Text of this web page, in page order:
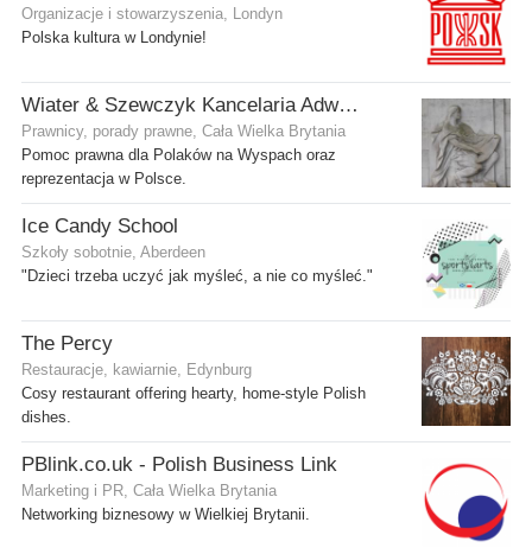
Organizacje i stowarzyszenia, Londyn
Polska kultura w Londynie!
Wiater & Szewczyk Kancelaria Adwokacka
Prawnicy, porady prawne, Cała Wielka Brytania
Pomoc prawna dla Polaków na Wyspach oraz
reprezentacja w Polsce.
Ice Candy School
Szkoły sobotnie, Aberdeen
"Dzieci trzeba uczyć jak myśleć, a nie co myśleć."
The Percy
Restauracje, kawiarnie, Edynburg
Cosy restaurant offering hearty, home-style Polish
dishes.
PBlink.co.uk - Polish Business Link
Marketing i PR, Cała Wielka Brytania
Networking biznesowy w Wielkiej Brytanii.